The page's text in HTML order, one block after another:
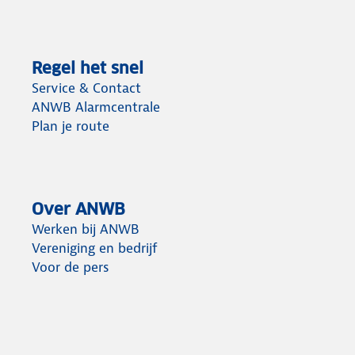
Regel het snel
Service & Contact
ANWB Alarmcentrale
Plan je route
Over ANWB
Werken bij ANWB
Vereniging en bedrijf
Voor de pers